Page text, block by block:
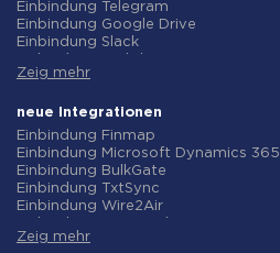
Einbindung Telegram
Einbindung Google Drive
Einbindung Slack
Einbindung Gmail
Einbindung ClickUp
Einbindung Airtable
Einbindung Google Contacts
Einbindung OpenAI (ChatGPT)
Einbindung Instagram
Einbindung ActiveCampaign
Einbindung Typeform
Einbindung Salesforce CRM
Zeig mehr
neue Integrationen
Einbindung Finmap
Einbindung Microsoft Dynamics 365
Einbindung BulkGate
Einbindung TxtSync
Einbindung Wire2Air
Einbindung Infobip
Zeig mehr